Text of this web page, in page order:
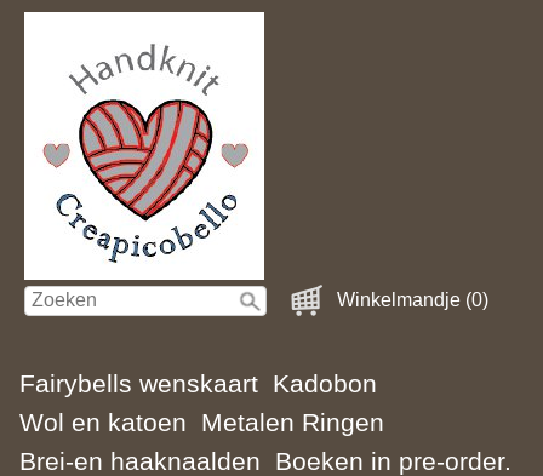
Winkelmandje (0)
Fairybells wenskaart Kadobon
Wol en katoen
Metalen Ringen
Brei-en haaknaalden
Boeken in pre-order.